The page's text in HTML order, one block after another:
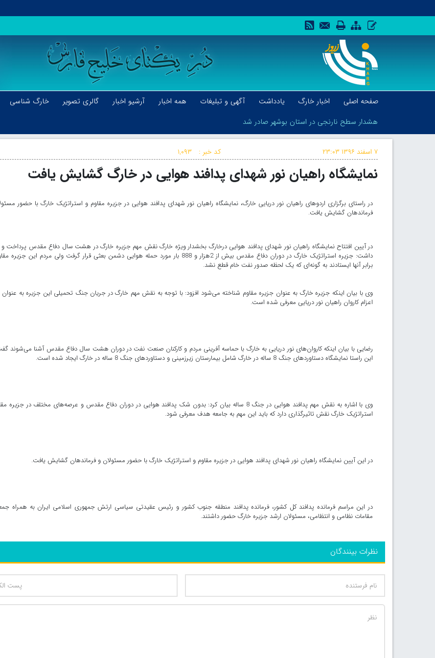
صفحه اصلی اخبار خارگ یادداشت آگهی و تبلیغات همه اخبار آرشیو اخبار گالری تصویر خارگ شناسی
هشدار سطح نارنجی در استان بوشهر صادر شد
هشدار سطح نارنجی در استان بوشهر صادر شد
کد خبر : ۱,۰۹۳ ۷ اسفند ۱۳۹۶ ۲۳:۰۳
نمایشگاه راهیان نور شهدای پدافند هوایی در خارگ گشایش یافت
در راستای برگزاری اردوهای راهیان نور دریایی خارگ، نمایشگاه راهیان نور شهدای پدافند هوایی در جزیره مقاوم و استراتژیک خارگ با حضور
فرماندهان گشایش یافت.
در آیین افتتاح نمایشگاه راهیان نور شهدای پدافند هوایی درخارگ بخشدار ویژه خارگ نقش مهم جزیره خارگ در هشت سال دفاع مقدس پرداخت و
داشت: جزیره استراتژیک خارگ در دوران دفاع مقدس بیش از 2هزار و 888 بار مورد حمله هوایی دشمن بعثی قرار گرفت ولی مردم این
برابر آنها ایستادند به گونه‌ای که یک لحظه صدور نفت خام قطع نشد.
وی با بیان اینکه جزیره خارگ به عنوان جزیره مقاوم شناخته می‌شود افزود: با توجه به نقش مهم خارگ در جریان جنگ تحمیلی این جزیره به
اعزام کاروان راهیان نور دریایی معرفی شده است.
رضایی با بیان اینکه کاروان‌های نور دریایی به خارگ با حماسه آفرینی مردم و کارکنان صنعت نفت در دوران هشت سال دفاع مقدس آشنا می‌شوند
این راستا نمایشگاه دستاوردهای جنگ 8 ساله در خارگ شامل بیمارستان زیرزمینی و دستاوردهای جنگ 8 ساله در خارگ ایجاد شده است.
وی با اشاره به نقش مهم پدافند هوایی در جنگ 8 ساله بیان کرد: بدون شک پدافند هوایی در دوران دفاع مقدس و عرصه‌های مختلف در جزیره
استراتژیک خارگ نقش تاثیرگذاری دارد که باید این مهم به جامعه هدف معرفی شود.
در این آیین نمایشگاه راهیان نور شهدای پدافند هوایی در جزیره مقاوم و استراتژیک خارگ با حضور مسئولان و فرماندهان گشایش یافت.
در این مراسم فرمانده پدافند کل کشور، فرمانده پدافند منطقه جنوب کشور و رئیس عقیدتی سیاسی ارتش جمهوری اسلامی ایران به همراه
مقامات نظامی و انتظامی، مسئولان ارشد جزیره خارگ حضور داشتند.
نظرات بینندگان